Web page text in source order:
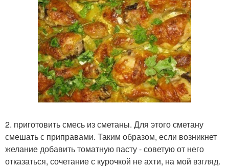
2. приготовить смесь из сметаны. Для этого сметану
смешать с приправами. Таким образом, если возникнет
желание добавить томатную пасту - советую от него
отказаться, сочетание с курочкой не ахти, на мой взгляд.